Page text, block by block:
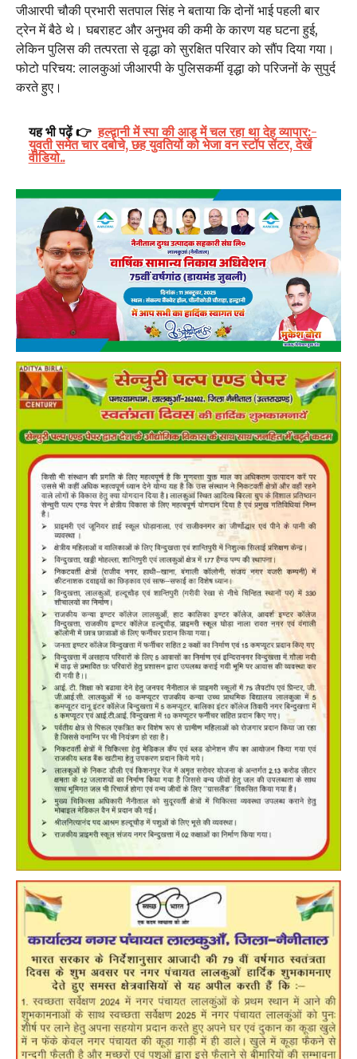
जीआरपी चौकी प्रभारी सतपाल सिंह ने बताया कि दोनों भाई पहली बार
ट्रेन में बैठे थे। घबराहट और अनुभव की कमी के कारण यह घटना हुई,
लेकिन पुलिस की तत्परता से वृद्धा को सुरक्षित परिवार को सौंप दिया गया।
फोटो परिचय: लालकुआं जीआरपी के पुलिसकर्मी वृद्धा को परिजनों के सुपुर्द
करते हुए।
यह भी पढ़ें 👉 हल्द्वानी में स्पा की आड़ में चल रहा था देह व्यापार:-
युवती समेत चार दबोचे, छह युवतियों को भेजा वन स्टॉप सेंटर, देखें
वीडियो..